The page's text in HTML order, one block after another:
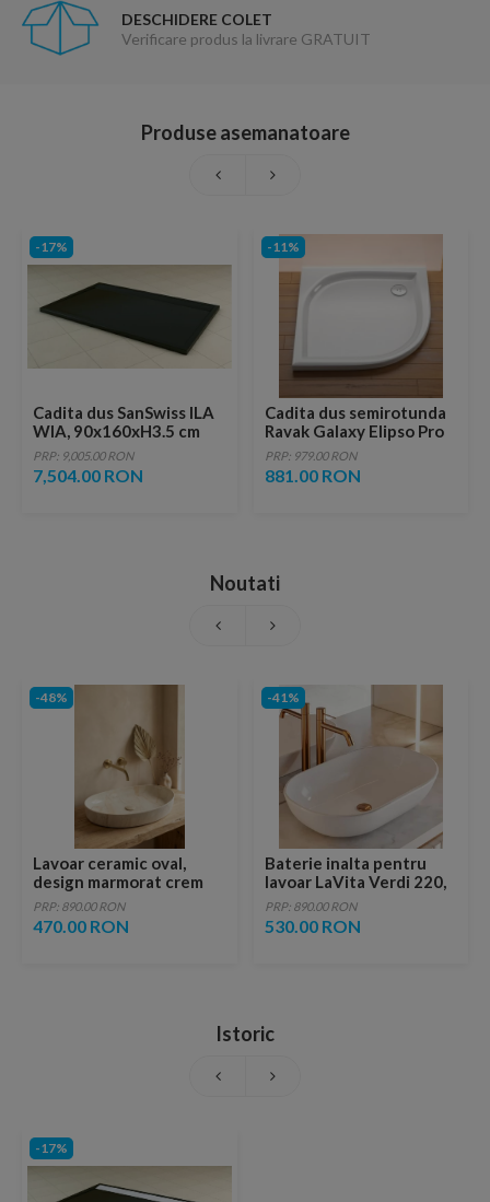
DESCHIDERE COLET
Verificare produs la livrare GRATUIT
Produse asemanatoare
-17%
Cadita dus SanSwiss ILA
WIA, 90x160xH3.5 cm
marmura compozita,
negru granit
PRP: 9,005.00 RON
7,504.00 RON
-11%
Cadita dus semirotunda
Ravak Galaxy Elipso Pro
80x80xH3 cm, marmura
sintetica
PRP: 979.00 RON
881.00 RON
Noutati
-48%
Lavoar ceramic oval,
design marmorat crem
lucios cu vene aurii,
ventil inclus
PRP: 890.00 RON
470.00 RON
-41%
Baterie inalta pentru
lavoar LaVita Verdi 220,
fara ventil, brushed
copper
PRP: 890.00 RON
530.00 RON
Istoric
-17%